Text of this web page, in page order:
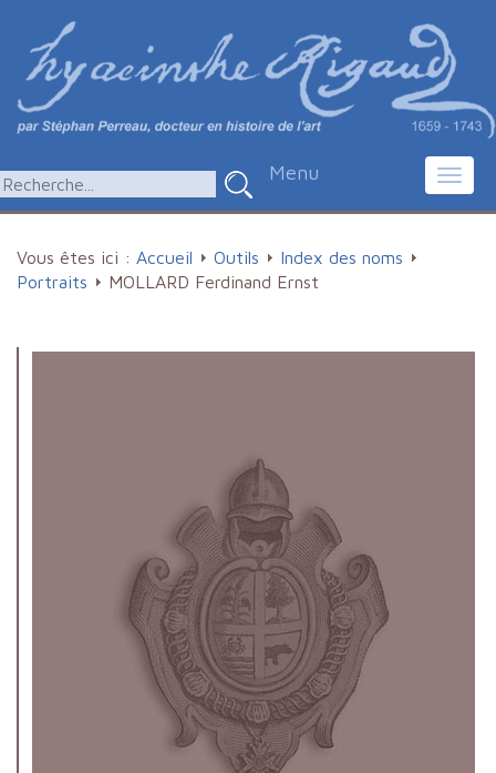
Menu
Vous êtes ici : Accueil Outils
Index des noms
Portraits
MOLLARD Ferdinand Ernst